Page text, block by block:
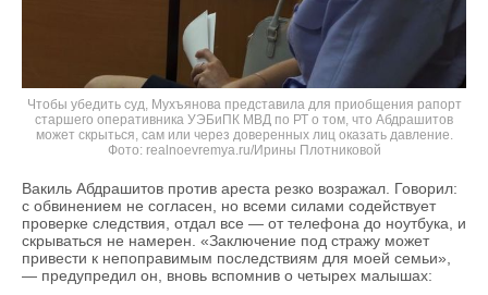
Чтобы убедить суд, Мухъянова представила для приобщения рапорт
старшего оперативника УЭБиПК МВД по РТ о том, что Абдрашитов
может скрыться, сам или через доверенных лиц оказать давление.
realnoevremya.ru/Ирины Плотниковой
Вакиль Абдрашитов против ареста резко возражал. Говорил:
с обвинением не согласен, но всеми силами содействует
проверке следствия, отдал все — от телефона до ноутбука, и
скрываться не намерен. «Заключение под стражу может
привести к непоправимым последствиям для моей семьи»,
— предупредил он, вновь вспомнив о четырех малышах: